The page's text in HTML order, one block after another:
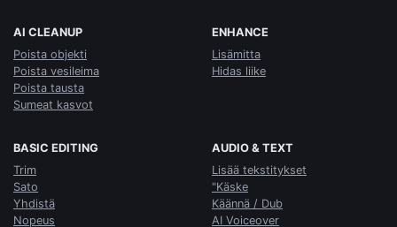
AI CLEANUP
Poista objekti
Poista vesileima
Poista tausta
Sumeat kasvot
ENHANCE
Lisämitta
Hidas liike
BASIC EDITING
Trim
Sato
Yhdistä
Nopeus
AUDIO & TEXT
Lisää tekstitykset
"Käske
Käännä / Dub
AI Voiceover